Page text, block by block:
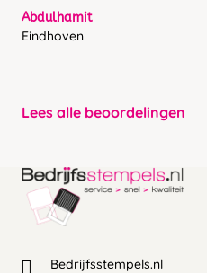
Abdulhamit
Eindhoven
Lees alle beoordelingen
Bedrijfsstempels.nl